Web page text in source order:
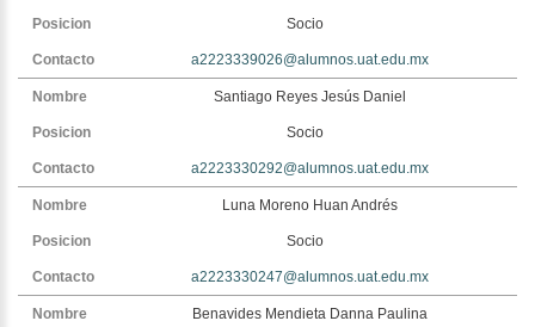
Socio
a2223339026@alumnos.uat.edu.mx
Santiago Reyes Jesús Daniel
Socio
a2223330292@alumnos.uat.edu.mx
Luna Moreno Huan Andrés
Socio
a2223330247@alumnos.uat.edu.mx
Benavides Mendieta Danna Paulina